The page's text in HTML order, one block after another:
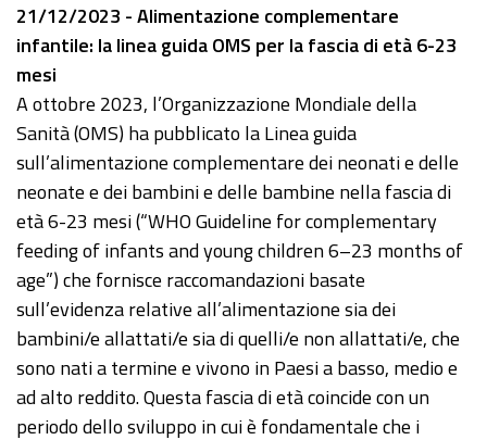
21/12/2023 - Alimentazione complementare
infantile: la linea guida OMS per la fascia di età 6-23
mesi
A ottobre 2023, l’Organizzazione Mondiale della
Sanità (OMS) ha pubblicato la Linea guida
sull’alimentazione complementare dei neonati e delle
neonate e dei bambini e delle bambine nella fascia di
età 6-23 mesi (“WHO Guideline for complementary
feeding of infants and young children 6–23 months of
age”) che fornisce raccomandazioni basate
sull’evidenza relative all’alimentazione sia dei
bambini/e allattati/e sia di quelli/e non allattati/e, che
sono nati a termine e vivono in Paesi a basso, medio e
ad alto reddito. Questa fascia di età coincide con un
periodo dello sviluppo in cui è fondamentale che i